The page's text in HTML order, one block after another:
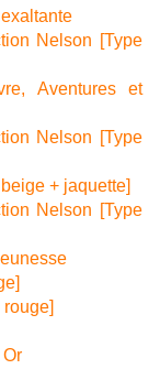
Nelson [Type
Aventures et
Nelson [Type
+ jaquette]
Nelson [Type